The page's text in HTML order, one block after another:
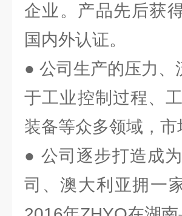
企业。产品先后获
国内外认证。
● 公司生产的压力
于工业控制过程、
装备等众多领域，
● 公司逐步打造成
司、澳大利亚拥一